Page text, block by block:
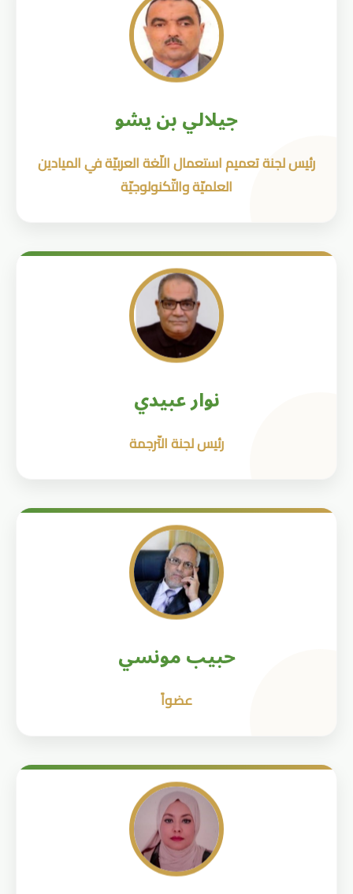
جيلالي بن يشو
رئيس لجنة تعميم استعمال اللّغة العربيّة في الميادين
العلميّة والتّكنولوجيّة
نوار عبيدي
رئيس لجنة التّرجمة
حبيب مونسي
عضواً